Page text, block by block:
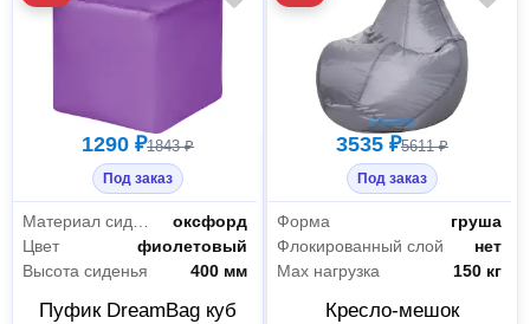
1290 ₽1843 ₽
Под заказ
оксфорд
Цвет
фиолетовый
Высота сиденья
400 мм
Пуфик DreamBag куб
3535 ₽5611 ₽
Под заказ
Форма
груша
Флокированный слой
нет
Max нагрузка
150 кг
Кресло-мешок